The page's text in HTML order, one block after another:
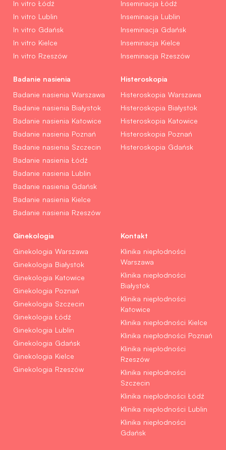
In vitro Łódź
In vitro Lublin
In vitro Gdańsk
In vitro Kielce
In vitro Rzeszów
Inseminacja Łódź
Inseminacja Lublin
Inseminacja Gdańsk
Inseminacja Kielce
Inseminacja Rzeszów
Badanie nasienia
Badanie nasienia Warszawa
Badanie nasienia Białystok
Badanie nasienia Katowice
Badanie nasienia Poznań
Badanie nasienia Szczecin
Badanie nasienia Łódź
Badanie nasienia Lublin
Badanie nasienia Gdańsk
Badanie nasienia Kielce
Badanie nasienia Rzeszów
Histeroskopia
Histeroskopia Warszawa
Histeroskopia Białystok
Histeroskopia Katowice
Histeroskopia Poznań
Histeroskopia Gdańsk
Ginekologia
Ginekologia Warszawa
Ginekologia Białystok
Ginekologia Katowice
Ginekologia Poznań
Ginekologia Szczecin
Ginekologia Łódź
Ginekologia Lublin
Ginekologia Gdańsk
Ginekologia Kielce
Ginekologia Rzeszów
Kontakt
Klinika niepłodności
Warszawa
Klinika niepłodności
Białystok
Klinika niepłodności
Katowice
Klinika niepłodności Kielce
Klinika niepłodności Poznań
Klinika niepłodności
Rzeszów
Klinika niepłodności
Szczecin
Klinika niepłodności Łódź
Klinika niepłodności Lublin
Klinika niepłodności
Gdańsk